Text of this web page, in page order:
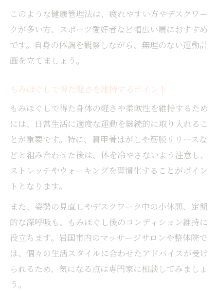
このような健康管理法は、疲れやすい方やデスクワー
クが多い方、スポーツ愛好者など幅広い層におすすめ
です。自身の体調を観察しながら、無理のない運動計
画を立てましょう。
もみほぐしで得た軽さを維持するポイント
もみほぐしで得た身体の軽さや柔軟性を維持するため
には、日常生活に適度な運動を継続的に取り入れるこ
とが重要です。特に、肩甲骨はがしや筋膜リリースな
どと組み合わせた後は、体を冷やさないよう注意し、
ストレッチやウォーキングを習慣化することがポイン
トとなります。
また、姿勢の見直しやデスクワーク中の小休憩、定期
的な深呼吸も、もみほぐし後のコンディション維持に
役立ちます。岩国市内のマッサージサロンや整体院で
は、個々の生活スタイルに合わせたアドバイスが受け
られるため、気になる点は専門家に相談してみましょ
う。